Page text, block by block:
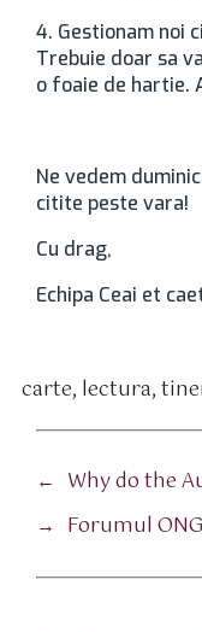
4. Gestionam noi
Trebuie doar sa
o foaie de hartie.
Ne vedem
citite peste vara!
Cu drag,
Echipa Ceai et
carte, lectura,
← Why do the
→ Forumul